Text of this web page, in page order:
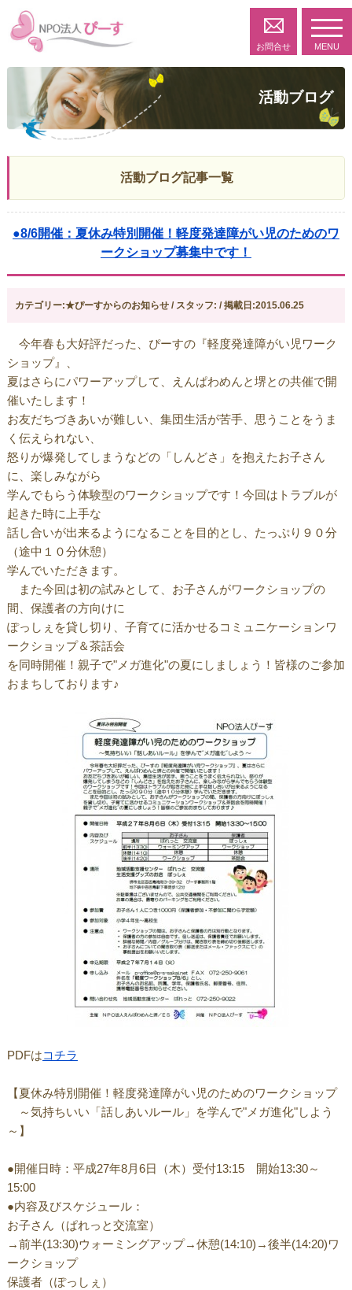
お問合せ MENU
活動ブログ
活動ブログ記事一覧
●8/6開催：夏休み特別開催！軽度発達障がい児のためのワ
ークショップ募集中です！
カテゴリー:★ぴーすからのお知らせ / スタッフ: / 掲載日:2015.06.25
今年春も大好評だった、ぴーすの『軽度発達障がい児ワーク
ショップ』、
夏はさらにパワーアップして、えんぱわめんと堺との共催で開
催いたします！
お友だちづきあいが難しい、集団生活が苦手、思うことをうま
く伝えられない、
怒りが爆発してしまうなどの「しんどさ」を抱えたお子さん
に、楽しみながら
学んでもらう体験型のワークショップです！今回はトラブルが
起きた時に上手な
話し合いが出来るようになることを目的とし、たっぷり９０分
（途中１０分休憩）
学んでいただきます。
また今回は初の試みとして、お子さんがワークショップの
間、保護者の方向けに
ぽっしぇを貸し切り、子育てに活かせるコミュニケーションワ
ークショップ＆茶話会
を同時開催！親子で"メガ進化"の夏にしましょう！皆様のご参加
おまちしております♪
PDFはコチラ
【夏休み特別開催！軽度発達障がい児のためのワークショップ
～気持ちいい「話しあいルール」を学んで"メガ進化"しよう
～】
●開催日時：平成27年8月6日（木）受付13:15 開始13:30～
15:00
●内容及びスケジュール：
お子さん（ぱれっと交流室）
→前半(13:30)ウォーミングアップ→休憩(14:10)→後半(14:20)ワ
ークショップ
保護者（ぽっしぇ）